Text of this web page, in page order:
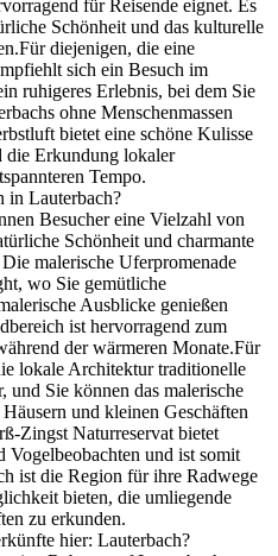
für Reisende eignet. Es
Schönheit und das kulturelle
diejenigen, die eine
sich ein Besuch im
ruhigeres Erlebnis, bei dem Sie
ohne Menschenmassen
bietet eine schöne Kulisse
die Erkundung lokaler
Tempo.
in Lauterbach?
Besucher eine Vielzahl von
Schönheit und charmante
malerische Uferpromenade
wo Sie gemütliche
Ausblicke genießen
ist hervorragend zum
der wärmeren Monate.Für
lokale Architektur traditionelle
und Sie können das malerische
und kleinen Geschäften
Zingst Naturreservat bietet
und ist somit
ist die Region für ihre Radwege
bieten, die umliegende
zu erkunden.
hier: Lauterbach?